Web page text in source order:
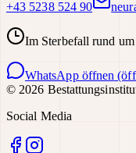
+43 5238 524 90
Im Sterbefall rund
WhatsApp öffnen
© 2026
Social Media